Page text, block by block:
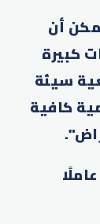
أن
كبيرة
سيئة
كافية